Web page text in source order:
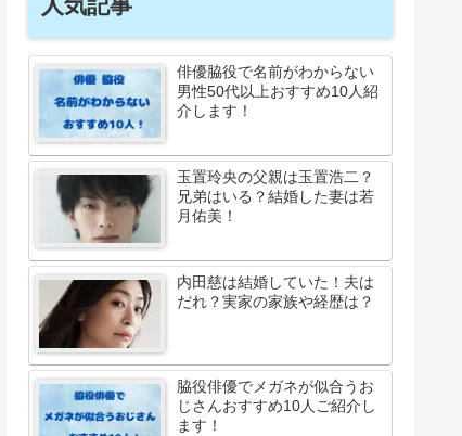
俳優脇役で名前がわからない
男性50代以上おすすめ10人紹
介します！
玉置玲央の父親は玉置浩二？
兄弟はいる？結婚した妻は若
月佑美！
内田慈は結婚していた！夫は
だれ？実家の家族や経歴は？
脇役俳優でメガネが似合うお
じさんおすすめ10人ご紹介し
ます！